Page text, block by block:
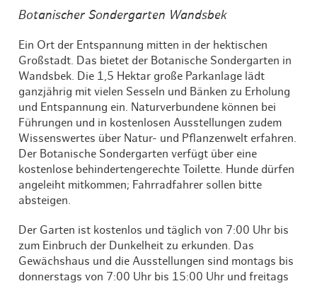
Botanischer Sondergarten Wandsbek
Ein Ort der Entspannung mitten in der hektischen
Großstadt. Das bietet der Botanische Sondergarten in
Wandsbek. Die 1,5 Hektar große Parkanlage lädt
ganzjährig mit vielen Sesseln und Bänken zu Erholung
und Entspannung ein. Naturverbundene können bei
Führungen und in kostenlosen Ausstellungen zudem
Wissenswertes über Natur- und Pflanzenwelt erfahren.
Der Botanische Sondergarten verfügt über eine
kostenlose behindertengerechte Toilette. Hunde dürfen
angeleiht mitkommen; Fahrradfahrer sollen bitte
absteigen.
Der Garten ist kostenlos und täglich von 7:00 Uhr bis
zum Einbruch der Dunkelheit zu erkunden. Das
Gewächshaus und die Ausstellungen sind montags bis
donnerstags von 7:00 Uhr bis 15:00 Uhr und freitags